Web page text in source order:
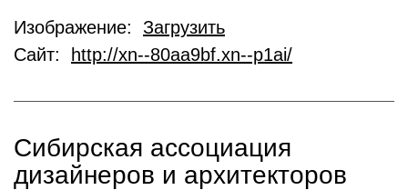
Изображение: Загрузить
Сайт:
http://xn--80aa9bf.xn--p1ai/
Сибирская ассоциация
дизайнеров и архитекторов